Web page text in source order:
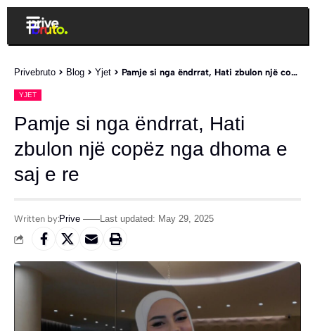
Privebruto > Blog > Yjet > Pamje si nga ëndrrat, Hati zbulon një copëz nga dhoma e saj e re
YJET
Pamje si nga ëndrrat, Hati
zbulon një copëz nga dhoma e
saj e re
Written by:Prive Last updated: May 29, 2025